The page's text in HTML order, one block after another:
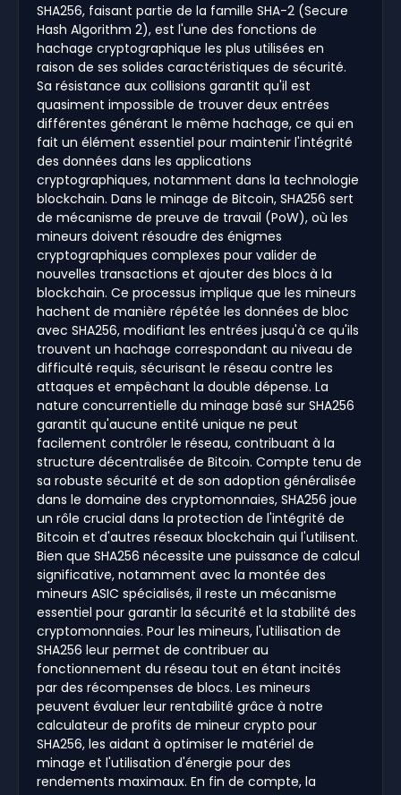
SHA256, faisant partie de la famille SHA-2 (Secure
Hash Algorithm 2), est l'une des fonctions de
hachage cryptographique les plus utilisées en
raison de ses solides caractéristiques de sécurité.
Sa résistance aux collisions garantit qu'il est
quasiment impossible de trouver deux entrées
différentes générant le même hachage, ce qui en
fait un élément essentiel pour maintenir l'intégrité
des données dans les applications
cryptographiques, notamment dans la technologie
blockchain. Dans le minage de Bitcoin, SHA256 sert
de mécanisme de preuve de travail (PoW), où les
mineurs doivent résoudre des énigmes
cryptographiques complexes pour valider de
nouvelles transactions et ajouter des blocs à la
blockchain. Ce processus implique que les mineurs
hachent de manière répétée les données de bloc
avec SHA256, modifiant les entrées jusqu'à ce qu'ils
trouvent un hachage correspondant au niveau de
difficulté requis, sécurisant le réseau contre les
attaques et empêchant la double dépense. La
nature concurrentielle du minage basé sur SHA256
garantit qu'aucune entité unique ne peut
facilement contrôler le réseau, contribuant à la
structure décentralisée de Bitcoin. Compte tenu de
sa robuste sécurité et de son adoption généralisée
dans le domaine des cryptomonnaies, SHA256 joue
un rôle crucial dans la protection de l'intégrité de
Bitcoin et d'autres réseaux blockchain qui l'utilisent.
Bien que SHA256 nécessite une puissance de calcul
significative, notamment avec la montée des
mineurs ASIC spécialisés, il reste un mécanisme
essentiel pour garantir la sécurité et la stabilité des
cryptomonnaies. Pour les mineurs, l'utilisation de
SHA256 leur permet de contribuer au
fonctionnement du réseau tout en étant incités
par des récompenses de blocs. Les mineurs
peuvent évaluer leur rentabilité grâce à notre
calculateur de profits de mineur crypto pour
SHA256, les aidant à optimiser le matériel de
minage et l'utilisation d'énergie pour des
rendements maximaux. En fin de compte, la